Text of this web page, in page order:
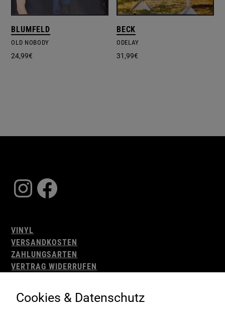
BLUMFELD
OLD NOBODY
24,99€
BECK
ODELAY
31,99€
Instagram
Facebook
VINYL
VERSANDKOSTEN
ZAHLUNGSARTEN
VERTRAG WIDERRUFEN
WIDERRUFSBELEHRUNG
IMPRESSUM
Cookies & Datenschutz